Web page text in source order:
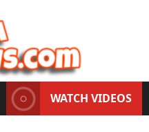
WATCH VIDEOS